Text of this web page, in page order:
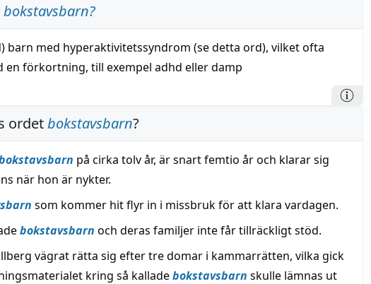
bokstavsbarn?
barn med hyperaktivitetssyndrom (se detta ord), vilket ofta
en förkortning, till exempel adhd ellerdamp
ordetbokstavsbarn?
på cirka tolv år, är snart femtio år och klarar sig
när hon är nykter.
som kommer hit flyr in i missbruk för att klara vardagen.
bokstavsbarn och deras familjer inte får tillräckligt stöd.
vägrat rätta sig efter tre domar i kammarrätten, vilka gick
kring så kalladebokstavsbarn skulle lämnas ut